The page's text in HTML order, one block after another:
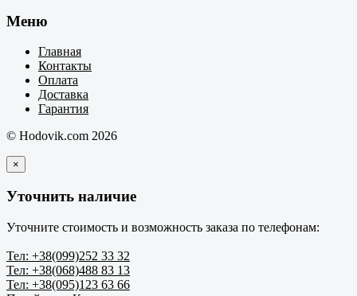
Меню
Главная
Контакты
Оплата
Доставка
Гарантия
© Hodovik.com 2026
×
Уточнить наличие
Уточните стоимость и возможность заказа по телефонам:
Тел: +38(099)252 33 32
Тел: +38(068)488 83 13
Тел: +38(095)123 63 66